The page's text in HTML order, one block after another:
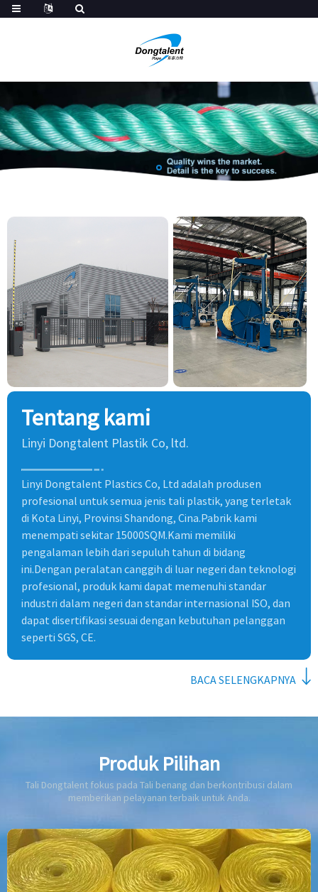
Tentang kami
Linyi Dongtalent Plastik Co, ltd.
Linyi Dongtalent Plastics Co, Ltd adalah produsen
profesional untuk semua jenis tali plastik, yang terletak
di Kota Linyi, Provinsi Shandong, Cina.Pabrik kami
menempati sekitar 15000SQM.Kami memiliki
pengalaman lebih dari sepuluh tahun di bidang
ini.Dengan peralatan canggih di luar negeri dan teknologi
profesional, produk kami dapat memenuhi standar
industri dalam negeri dan standar internasional ISO, dan
dapat disertifikasi sesuai dengan kebutuhan pelanggan
seperti SGS, CE.
BACA SELENGKAPNYA
Produk Pilihan
Tali Dongtalent fokus pada Tali benang dan berkontribusi dalam
memberikan pelayanan terbaik untuk Anda.